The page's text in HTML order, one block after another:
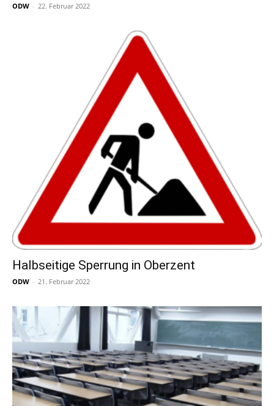
ODW - 22. Februar 2022
Halbseitige Sperrung in Oberzent
ODW - 21. Februar 2022